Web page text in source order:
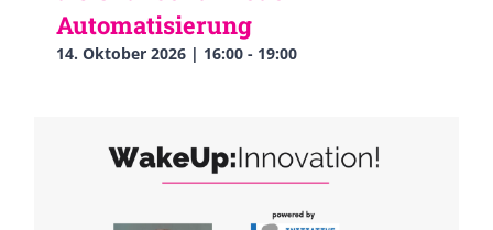
Automatisierung
14. Oktober 2026 | 16:00 - 19:00